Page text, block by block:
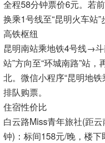
全程58分钟票价6元。若
换乘1号线至“昆明火车站”
高铁枢纽
昆明南站乘地铁4号线→
站”方向至“环城南路”站
北。微信小程序“昆明地
排队购票。
住宿性价比
白云路Miss青年旅社(距
钟)：标间158元/晚，楼